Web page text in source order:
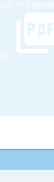
5958 (Ayumi)